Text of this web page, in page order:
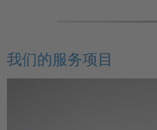
我们的服务项目